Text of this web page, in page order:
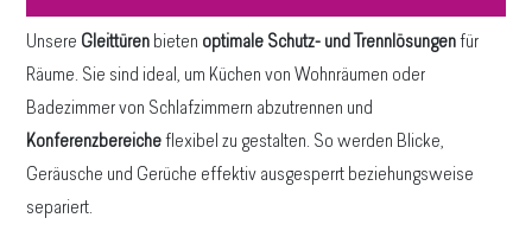
Unsere Gleittüren bieten optimale Schutz- und Trennlösungenfür
Räume. Sie sind ideal, um Küchen von Wohnräumen oder
Badezimmer von Schlafzimmern abzutrennen und
Konferenzbereicheflexibel zu gestalten. So werden Blicke,
Geräusche und Gerüche effektiv ausgesperrt beziehungsweise
separiert.